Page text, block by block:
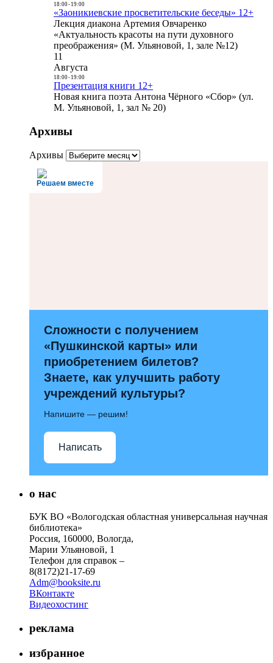
18:00- 19:00
«Заоникиевские просветительские беседы» 12+
Лекция диакона Артемия Овчаренко
«Актуальность красоты на пути духовного
преображения» (М. Ульяновой, 1, зале №12)
11
Августа
18:00- 19:00
Презентация книги 12+
Новая книга поэта Антона Чёрного «Сбор» (ул.
М. Ульяновой, 1, зал № 20)
Архивы
Архивы
Решаем вместе
Сложности с получением
«Пушкинской карты» или
приобретением билетов?
Знаете, как улучшить работу
учреждений культуры?
Напишите — решим!
Написать
о нас
БУК ВО «Вологодская областная универсальная научная
библиотека»
Россия, 160000, Вологда,
Марии Ульяновой, 1
Телефон для справок –
8(8172)21-17-69
Adm@booksite.ru
ВКонтакте
Видеохостинг
реклама
избранное